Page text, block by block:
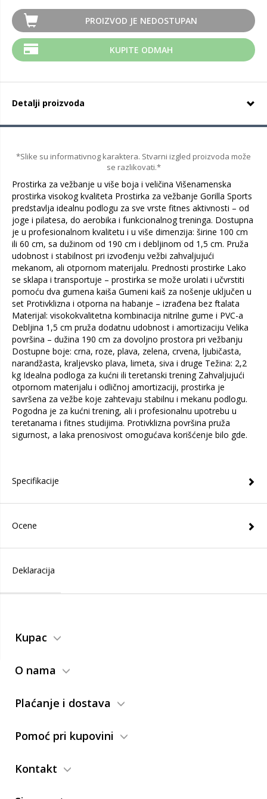
PROIZVOD JE NEDOSTUPAN
KUPITE ODMAH
Detalji proizvoda
*Slike su informativnog karaktera. Stvarni izgled proizvoda može
se razlikovati.*
Prostirka za vežbanje u više boja i veličina Višenamenska
prostirka visokog kvaliteta Prostirka za vežbanje Gorilla Sports
predstavlja idealnu podlogu za sve vrste fitnes aktivnosti – od
joge i pilatesa, do aerobika i funkcionalnog treninga. Dostupna
je u profesionalnom kvalitetu i u više dimenzija: širine 100 cm
ili 60 cm, sa dužinom od 190 cm i debljinom od 1,5 cm. Pruža
udobnost i stabilnost pri izvođenju vežbi zahvaljujući
mekanom, ali otpornom materijalu. Prednosti prostirke Lako
se sklapa i transportuje – prostirka se može urolati i učvrstiti
pomoću dva gumena kaiša Gumeni kaiš za nošenje uključen u
set Protivklizna i otporna na habanje – izrađena bez ftalata
Materijal: visokokvalitetna kombinacija nitrilne gume i PVC-a
Debljina 1,5 cm pruža dodatnu udobnost i amortizaciju Velika
površina – dužina 190 cm za dovoljno prostora pri vežbanju
Dostupne boje: crna, roze, plava, zelena, crvena, ljubičasta,
narandžasta, kraljevsko plava, limeta, siva i druge Težina: 2,2
kg Idealna podloga za kućni ili teretanski trening Zahvaljujući
otpornom materijalu i odličnoj amortizaciji, prostirka je
savršena za vežbe koje zahtevaju stabilnu i mekanu podlogu.
Pogodna je za kućni trening, ali i profesionalnu upotrebu u
teretanama i fitnes studijima. Protivklizna površina pruža
sigurnost, a laka prenosivost omogućava korišćenje bilo gde.
Specifikacije
Ocene
Deklaracija
Kupac
O nama
Plaćanje i dostava
Pomoć pri kupovini
Kontakt